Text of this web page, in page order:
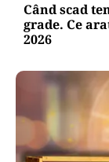
Când scad
grade. Ce
2026